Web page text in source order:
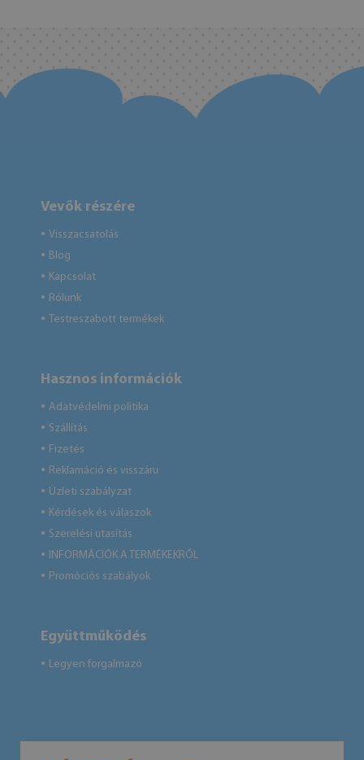
Vevők részére
● Visszacsatolás
● Blog
● Kapcsolat
● Rólunk
● Testreszabott termékek
Hasznos információk
● Adatvédelmi politika
● Szállítás
● Fizetés
● Reklamáció és visszáru
● Üzleti szabályzat
● Kérdések és válaszok
● Szerelési utasítás
● INFORMÁCIÓK A TERMÉKEKRŐL
● Promóciós szabályok
Együttműködés
● Legyen forgalmazó